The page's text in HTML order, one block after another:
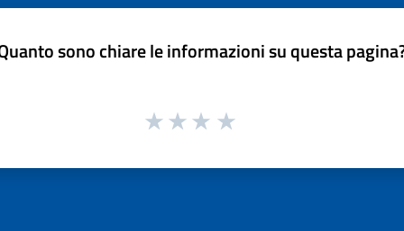
sono chiare le informazioni su questa